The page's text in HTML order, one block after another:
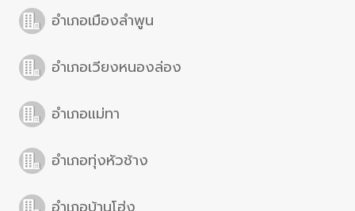
อำเภอเมืองลำพูน
อำเภอเวียงหนองล่อง
อำเภอแม่ทา
อำเภอทุ่งหัวช้าง